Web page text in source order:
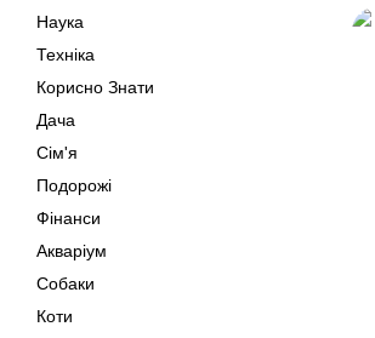
Наука
Техніка
Корисно Знати
Дача
Сім'я
Подорожі
Фінанси
Акваріум
Собаки
Коти